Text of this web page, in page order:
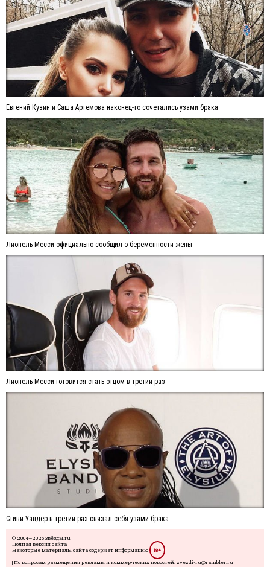
Евгений Кузин и Саша Артемова наконец-то сочетались узами брака
Лионель Месси официально сообщил о беременности жены
Лионель Месси готовится стать отцом в третий раз
Стиви Уандер в третий раз связал себя узами брака
© 2004—2026 Звёзды.ru
Полная версия сайта
Некоторые материалы сайта содержат информацию
18+
| По вопросам размещения рекламы и коммерческих новостей: zvezdi-ru@rambler.ru